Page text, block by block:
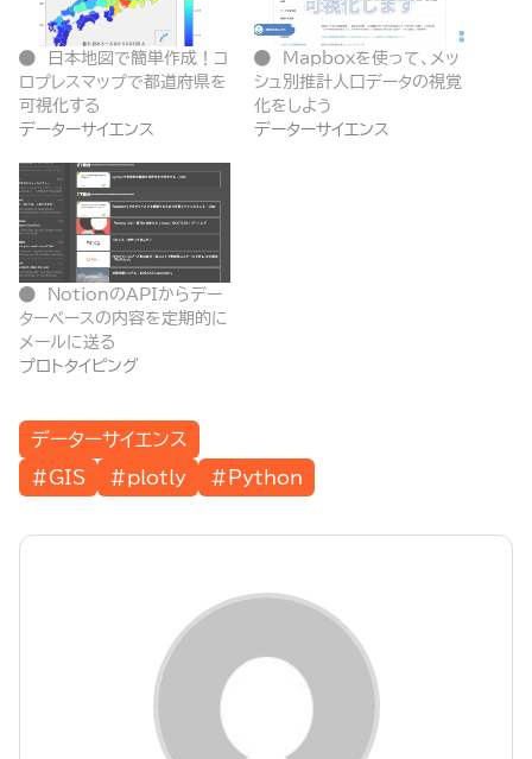
日本地図で簡単作成！コ
ロプレスマップで都道府県を
可視化する
データーサイエンス
Mapboxを使って、メッ
シュ別推計人口データの視覚
化をしよう
データーサイエンス
NotionのAPIからデー
ターベースの内容を定期的に
メールに送る
プロトタイピング
データーサイエンス
#GIS
#plotly #Python